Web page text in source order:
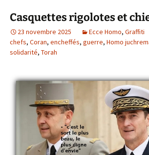
Casquettes rigolotes et
23 novembre 2025 Ecce Homo, Graffiti
chefs, Coran, encheffés, guerre, Homo
solidarité, Torah